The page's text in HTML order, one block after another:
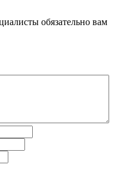
обязательно вам